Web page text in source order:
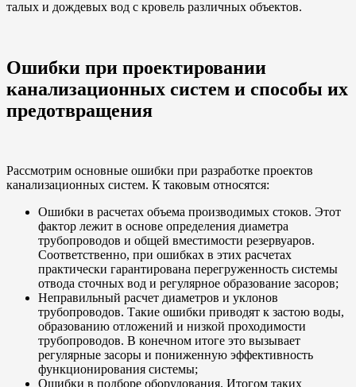
талых и дождевых вод с кровель различных объектов.
Ошибки при проектировании
канализационных систем и способы их
предотвращения
Рассмотрим основные ошибки при разработке проектов
канализационных систем. К таковым относятся:
Ошибки в расчетах объема производимых стоков. Этот
фактор лежит в основе определения диаметра
трубопроводов и общей вместимости резервуаров.
Соответственно, при ошибках в этих расчетах
практически гарантирована перегруженность системы
отвода сточных вод и регулярное образование засоров;
Неправильный расчет диаметров и уклонов
трубопроводов. Такие ошибки приводят к застою воды,
образованию отложений и низкой проходимости
трубопроводов. В конечном итоге это вызывает
регулярные засоры и пониженную эффективность
функционирования системы;
Ошибки в подборе оборудования. Итогом таких